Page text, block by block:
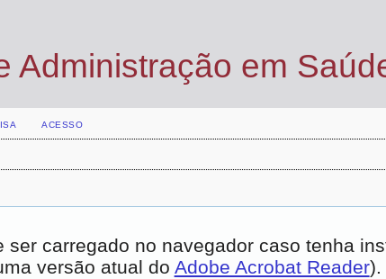
Administração em
ACESSO
ser carregado no navegador caso tenha
versão atual do Adobe Acrobat Reader).